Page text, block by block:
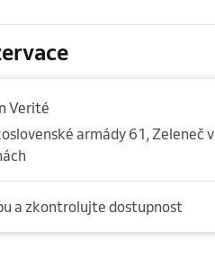
Verité
armády 61, Zeleneč v
a zkontrolujte dostupnost